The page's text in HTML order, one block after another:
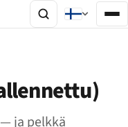
ja pelkkä